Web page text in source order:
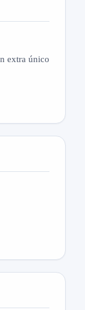
extra único